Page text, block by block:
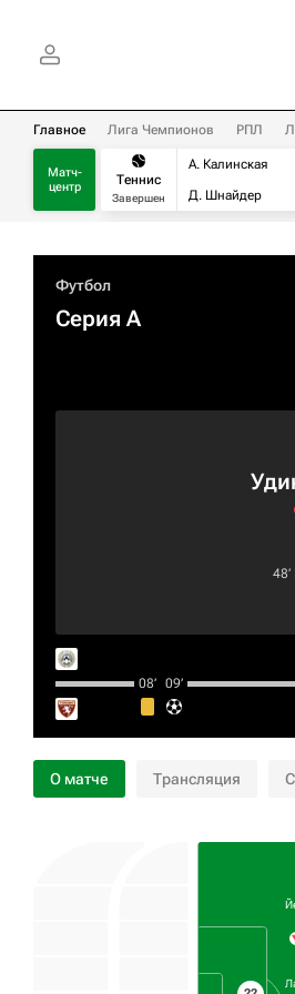
Главное Лига Чемпионов РПЛ
Матч-
центр
Теннис
Завершен
А. Калинская
Д. Шнайдер
Футбол
Серия А
48‎’‎
08‎’‎ 09‎’‎
О матче Трансляция